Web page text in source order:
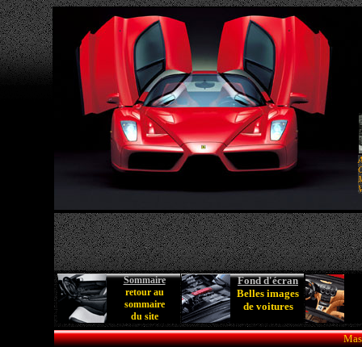
Sommaire
retour au
sommaire
du site
Fond d'écran
Belles images
de voitures